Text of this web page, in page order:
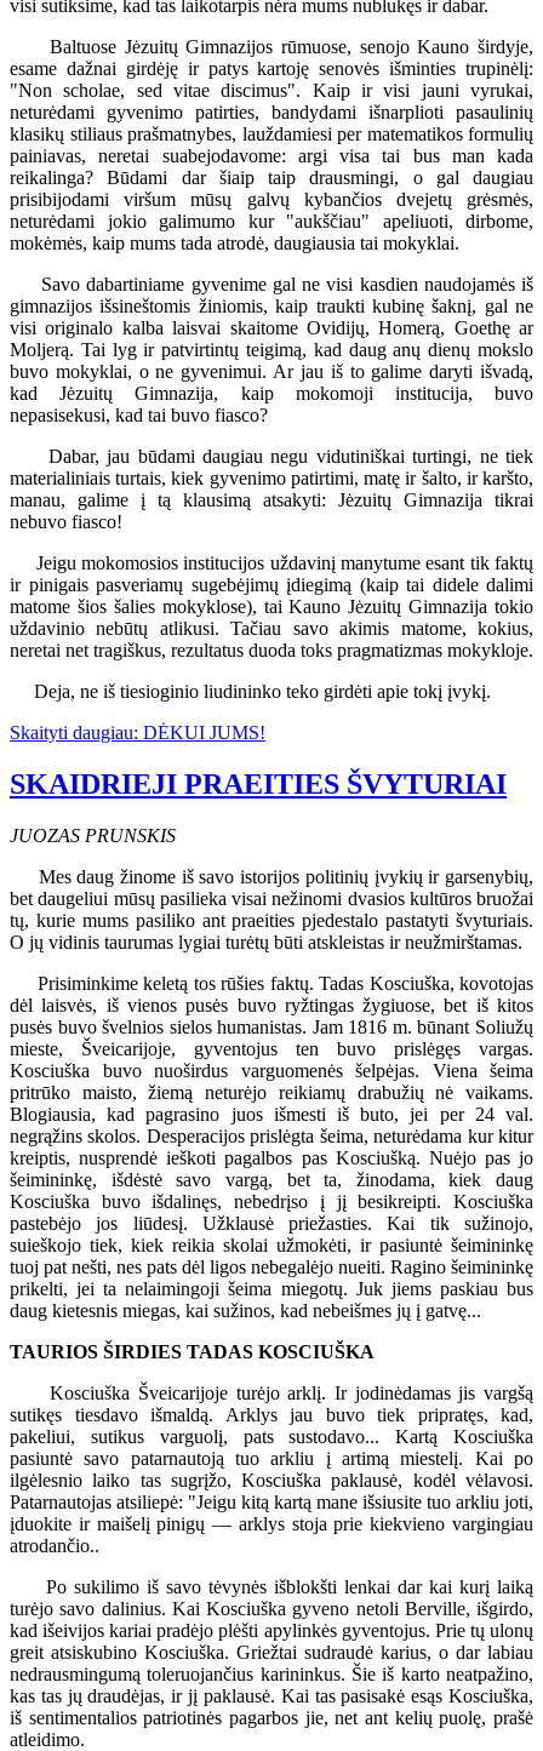
visi sutiksime, kad tas laikotarpis nėra mums nublukęs ir dabar.
Baltuose Jėzuitų Gimnazijos rūmuose, senojo Kauno širdyje,
esame dažnai girdėję ir patys kartoję senovės išminties trupinėlį:
"Non scholae, sed vitae discimus". Kaip ir visi jauni vyrukai,
neturėdami gyvenimo patirties, bandydami išnarplioti pasaulinių
klasikų stiliaus prašmatnybes, lauždamiesi per matematikos formulių
painiavas, neretai suabejodavome: argi visa tai bus man kada
reikalinga? Būdami dar šiaip taip drausmingi, o gal daugiau
prisibijodami viršum mūsų galvų kybančios dvejetų grėsmės,
neturėdami jokio galimumo kur "aukščiau" apeliuoti, dirbome,
mokėmės, kaip mums tada atrodė, daugiausia tai mokyklai.
Savo dabartiniame gyvenime gal ne visi kasdien naudojamės iš
gimnazijos išsineštomis žiniomis, kaip traukti kubinę šaknį, gal ne
visi originalo kalba laisvai skaitome Ovidijų, Homerą, Goethę ar
Moljerą. Tai lyg ir patvirtintų teigimą, kad daug anų dienų mokslo
buvo mokyklai, o ne gyvenimui. Ar jau iš to galime daryti išvadą,
kad Jėzuitų Gimnazija, kaip mokomoji institucija, buvo
nepasisekusi, kad tai buvo fiasco?
Dabar, jau būdami daugiau negu vidutiniškai turtingi, ne tiek
materialiniais turtais, kiek gyvenimo patirtimi, matę ir šalto, ir karšto,
manau, galime į tą klausimą atsakyti: Jėzuitų Gimnazija tikrai
nebuvo fiasco!
Jeigu mokomosios institucijos uždavinį manytume esant tik faktų
ir pinigais pasveriamų sugebėjimų įdiegimą (kaip tai didele dalimi
matome šios šalies mokyklose), tai Kauno Jėzuitų Gimnazija tokio
uždavinio nebūtų atlikusi. Tačiau savo akimis matome, kokius,
neretai net tragiškus, rezultatus duoda toks pragmatizmas mokykloje.
Deja, ne iš tiesioginio liudininko teko girdėti apie tokį įvykį.
Skaityti daugiau: DĖKUI JUMS!
SKAIDRIEJI PRAEITIES ŠVYTURIAI
JUOZAS PRUNSKIS
Mes daug žinome iš savo istorijos politinių įvykių ir garsenybių,
bet daugeliui mūsų pasilieka visai nežinomi dvasios kultūros bruožai
tų, kurie mums pasiliko ant praeities pjedestalo pastatyti švyturiais.
O jų vidinis taurumas lygiai turėtų būti atskleistas ir neužmirštamas.
Prisiminkime keletą tos rūšies faktų. Tadas Kosciuška, kovotojas
dėl laisvės, iš vienos pusės buvo ryžtingas žygiuose, bet iš kitos
pusės buvo švelnios sielos humanistas. Jam 1816 m. būnant Soliužų
mieste, Šveicarijoje, gyventojus ten buvo prislėgęs vargas.
Kosciuška buvo nuoširdus varguomenės šelpėjas. Viena šeima
pritrūko maisto, žiemą neturėjo reikiamų drabužių nė vaikams.
Blogiausia, kad pagrasino juos išmesti iš buto, jei per 24 val.
negrąžins skolos. Desperacijos prislėgta šeima, neturėdama kur kitur
kreiptis, nusprendė ieškoti pagalbos pas Kosciušką. Nuėjo pas jo
šeimininkę, išdėstė savo vargą, bet ta, žinodama, kiek daug
Kosciuška buvo išdalinęs, nebedrįso į jį besikreipti. Kosciuška
pastebėjo jos liūdesį. Užklausė priežasties. Kai tik sužinojo,
suieškojo tiek, kiek reikia skolai užmokėti, ir pasiuntė šeimininkę
tuoj pat nešti, nes pats dėl ligos nebegalėjo nueiti. Ragino šeimininkę
prikelti, jei ta nelaimingoji šeima miegotų. Juk jiems paskiau bus
daug kietesnis miegas, kai sužinos, kad nebeišmes jų į gatvę...
TAURIOS ŠIRDIES TADAS KOSCIUŠKA
Kosciuška Šveicarijoje turėjo arklį. Ir jodinėdamas jis vargšą
sutikęs tiesdavo išmaldą. Arklys jau buvo tiek pripratęs, kad,
pakeliui, sutikus varguolį, pats sustodavo... Kartą Kosciuška
pasiuntė savo patarnautoją tuo arkliu į artimą miestelį. Kai po
ilgėlesnio laiko tas sugrįžo, Kosciuška paklausė, kodėl vėlavosi.
Patarnautojas atsiliepė: "Jeigu kitą kartą mane išsiusite tuo arkliu joti,
įduokite ir maišelį pinigų — arklys stoja prie kiekvieno vargingiau
atrodančio..
Po sukilimo iš savo tėvynės išblokšti lenkai dar kai kurį laiką
turėjo savo dalinius. Kai Kosciuška gyveno netoli Berville, išgirdo,
kad išeivijos kariai pradėjo plėšti apylinkės gyventojus. Prie tų ulonų
greit atsiskubino Kosciuška. Griežtai sudraudė karius, o dar labiau
nedrausmingumą toleruojančius karininkus. Šie iš karto neatpažino,
kas tas jų draudėjas, ir jį paklausė. Kai tas pasisakė esąs Kosciuška,
iš sentimentalios patriotinės pagarbos jie, net ant kelių puolę, prašė
atleidimo.